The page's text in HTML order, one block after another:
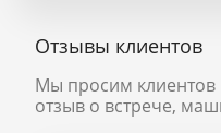
Отзывы клиентов
Мы просим клиентов
отзыв о встрече,